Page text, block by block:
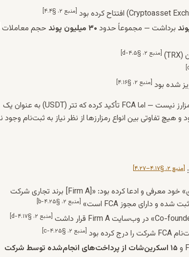
[منبع ۲، §۴.۴]
برداشت — مجموعاً حدود ۳۰ میلیون پوند حجم معاملات
[منبع ۲، §۴.۵-d]
شده بود [منبع ۲، §۴.۱۶]
نکته مهم: مدیر شرکت در ایمیل به صرافی رمزارز ادعا کرده بود که USDT یک رمزارز نیست — اما FCA تأکید کرده که تتر (USDT) به عنوان یک
[منبع ۲، §۴.۱۷–۴.۲۷]
«[Firm A] برند تجاری شرکت
[منبع ۲، §۴.۲۵-b]
در وب‌سایت Firm A قرار داشت [منبع ۲، §۴.۱۷-d]
[منبع ۲، §۴.۲۵-c]
۱۵ اسکرین‌شات از پرداخت‌های انجام‌شده توسط شرکت